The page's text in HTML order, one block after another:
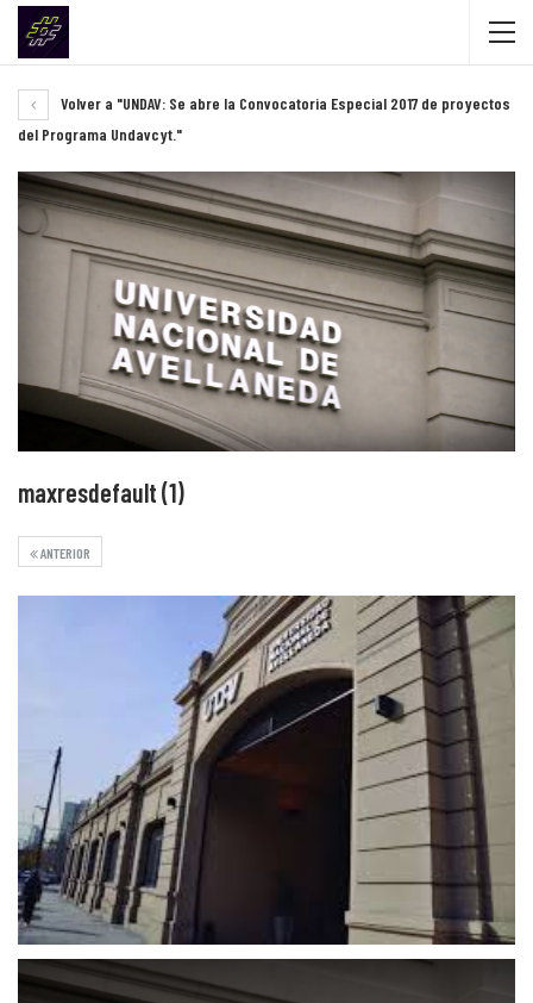
Volver a "UNDAV: Se abre la Convocatoria Especial 2017 de proyectos
del Programa Undavcyt."
maxresdefault (1)
ANTERIOR